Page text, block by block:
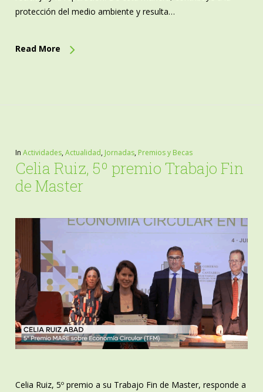
protección del medio ambiente y resulta…
Read More
In Actividades,Actualidad, Jornadas, Premios y Becas
Celia Ruiz, 5º premio Trabajo Fin
de Master
Celia Ruiz, 5º premio a su Trabajo Fin de Master, responde a